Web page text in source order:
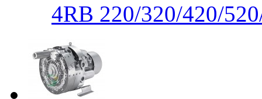
4RB 220/320/420/